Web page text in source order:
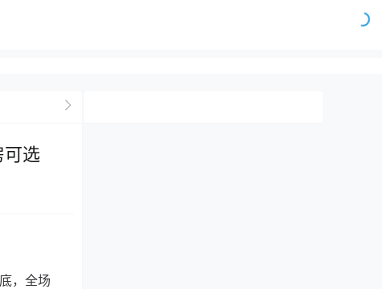
选
，全场